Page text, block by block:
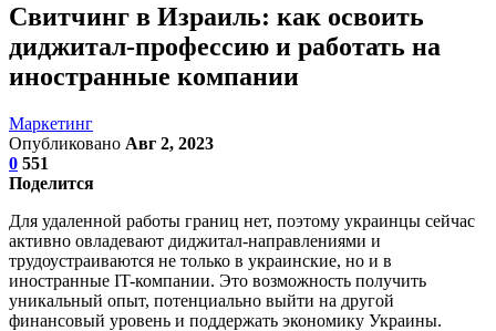
Свитчинг в Израиль: как освоить
диджитал-профессию и работать на
иностранные компании
Маркетинг
Опубликовано Авг 2, 2023
0 551
Поделится
Для удаленной работы границ нет, поэтому украинцы сейчас
активно овладевают диджитал-направлениями и
трудоустраиваются не только в украинские, но и в
иностранные IT-компании. Это возможность получить
уникальный опыт, потенциально выйти на другой
финансовый уровень и поддержать экономику Украины.